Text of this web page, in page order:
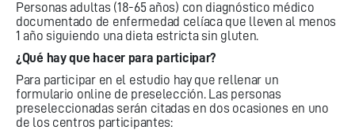
Personas adultas (18-65 años) con diagnóstico médico
documentado de enfermedad celíaca que lleven al menos
1 año siguiendo una dieta estricta sin gluten.
¿Qué hay que hacer para participar?
Para participar en el estudio hay que rellenar un
formulario online de preselección. Las personas
preseleccionadas serán citadas en dos ocasiones en uno
de los centros participantes: